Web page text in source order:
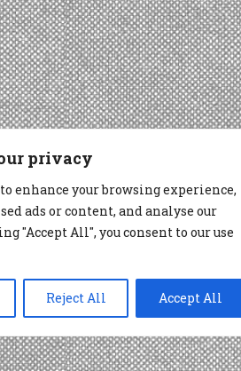
privacy
enhance your browsing experience,
ads or content, and analyse our
"Accept All", you consent to our use
Reject All Accept All